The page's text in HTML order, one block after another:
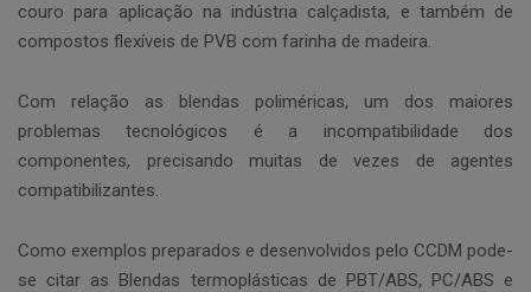
couro para aplicação na indústria calçadista, e também de
compostos flexíveis de PVB com farinha de madeira.
Com relação as blendas poliméricas, um dos maiores
problemas tecnológicos é a incompatibilidade dos
componentes, precisando muitas de vezes de agentes
compatibilizantes.
Como exemplos preparados e desenvolvidos pelo CCDM pode-
se citar as Blendas termoplásticas de PBT/ABS, PC/ABS e